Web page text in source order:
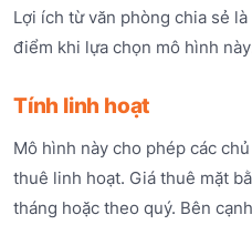
Lợi ích từ văn phòng chia sẻ
điểm khi lựa chọn mô hình
Tính linh hoạt
Mô hình này cho phép các
thuê linh hoạt. Giá thuê mặt
tháng hoặc theo quý. Bên